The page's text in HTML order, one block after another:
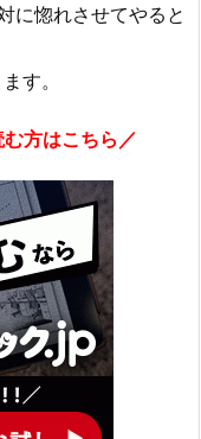
に惚れさせてやると
す。
方はこちら／